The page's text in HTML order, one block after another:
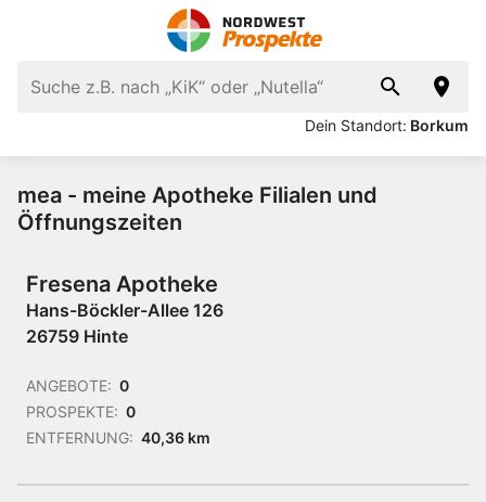
Dein Standort: Borkum
mea - meine Apotheke Filialen und
Öffnungszeiten
Fresena Apotheke
Hans-Böckler-Allee 126
26759 Hinte
ANGEBOTE: 0
PROSPEKTE: 0
ENTFERNUNG: 40,36 km